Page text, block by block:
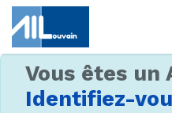
Vous êtes un
Identifiez-